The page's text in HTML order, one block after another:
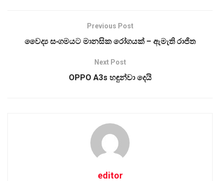
Previous Post
වෛද්‍ය සංගමයට මානසික රෝගයක් – ඇමැති රාජිත
Next Post
OPPO A3s හඳුන්වා දෙයි
editor